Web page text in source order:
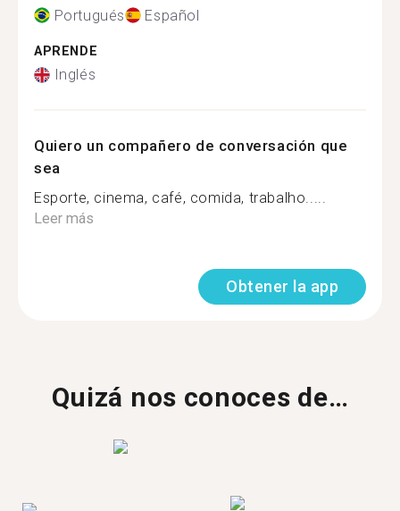
Portugués Español
APRENDE
Inglés
Quiero un compañero de conversación que
sea
Esporte, cinema, café, comida, trabalho.....
Leer más
Obtener la app
Quizá nos conoces de…